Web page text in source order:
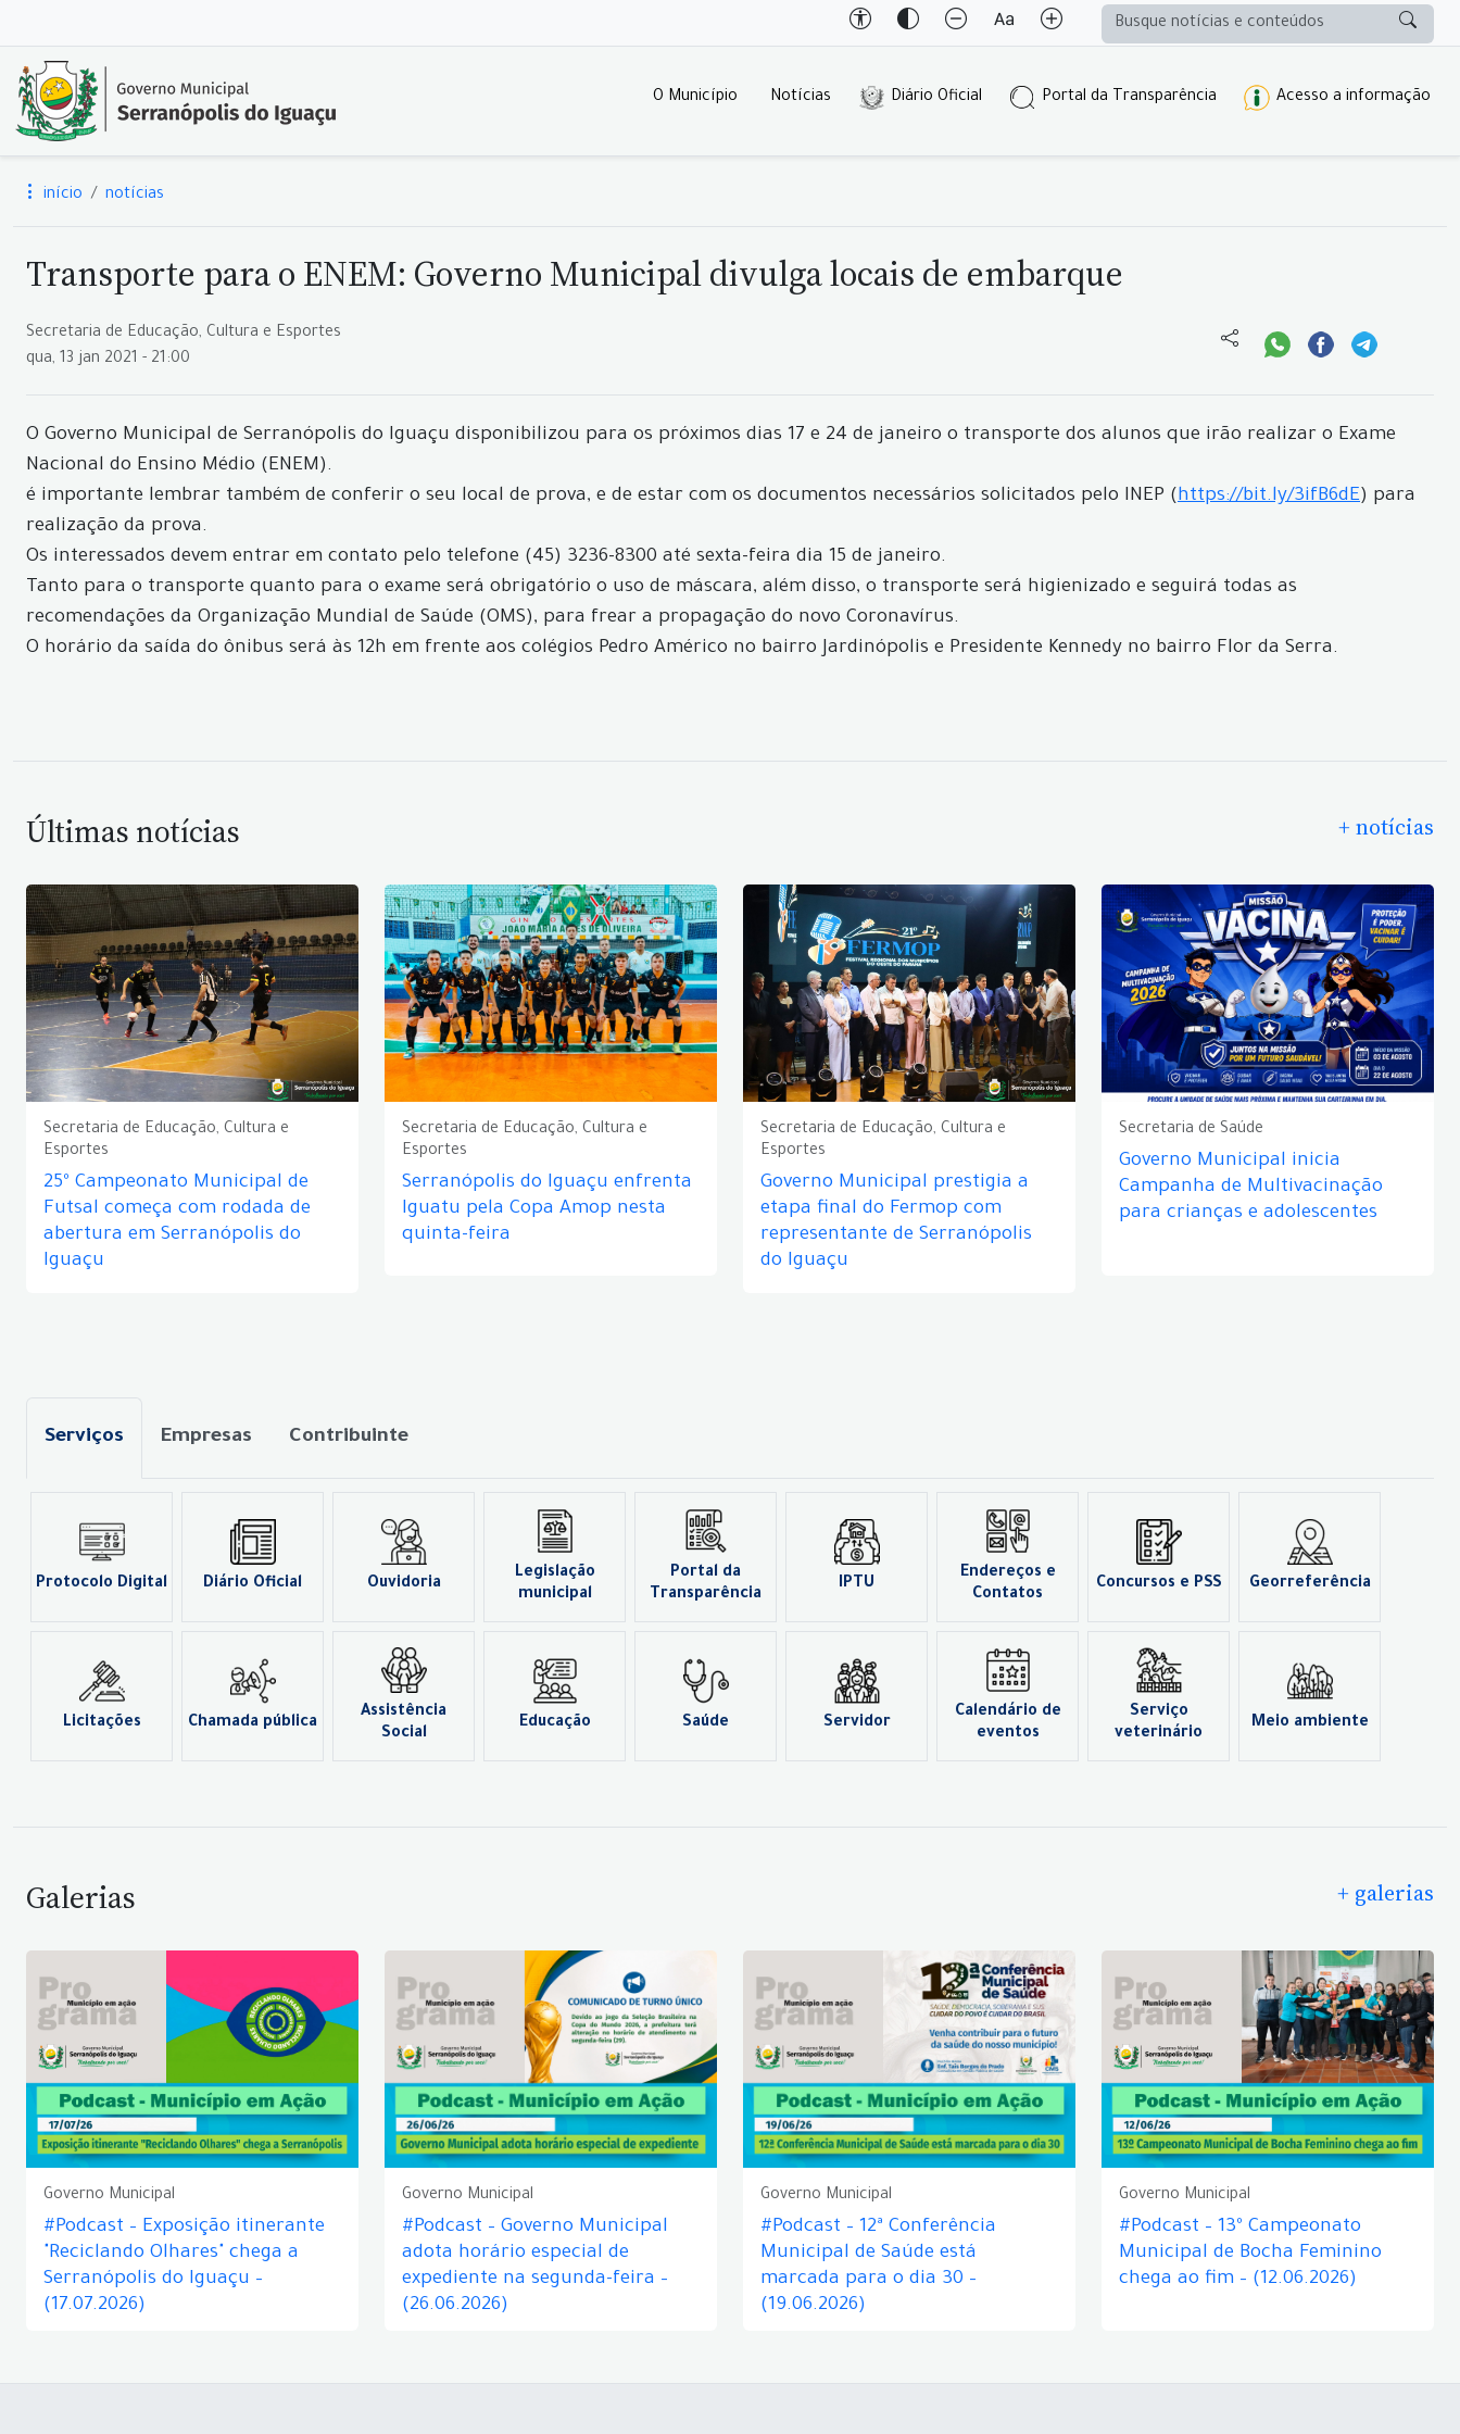
O Município Notícias Diário Oficial Portal da Transparência Acesso a informação
início notícias
Transporte para o ENEM: Governo Municipal divulga locais de embarque
Secretaria de Educação, Cultura e Esportes
qua, 13 jan 2021 - 21:00
O Governo Municipal de Serranópolis do Iguaçu disponibilizou para os próximos dias 17 e 24 de janeiro o transporte dos alunos que irão realizar o Exame
Nacional do Ensino Médio (ENEM).
é importante lembrar também de conferir o seu local de prova, e de estar com os documentos necessários solicitados pelo INEP (https://bit.ly/3ifB6dE) para
realização da prova.
Os interessados devem entrar em contato pelo telefone (45) 3236-8300 até sexta-feira dia 15 de janeiro.
Tanto para o transporte quanto para o exame será obrigatório o uso de máscara, além disso, o transporte será higienizado e seguirá todas as
recomendações da Organização Mundial de Saúde (OMS), para frear a propagação do novo Coronavírus.
O horário da saída do ônibus será às 12h em frente aos colégios Pedro Américo no bairro Jardinópolis e Presidente Kennedy no bairro Flor da Serra.
Últimas notícias + notícias
Secretaria de Educação, Cultura e
Esportes
25º Campeonato Municipal de
Futsal começa com rodada de
abertura em Serranópolis do
Iguaçu
Secretaria de Educação, Cultura e
Esportes
Serranópolis do Iguaçu enfrenta
Iguatu pela Copa Amop nesta
quinta-feira
Secretaria de Educação, Cultura e
Esportes
Governo Municipal prestigia a
etapa final do Fermop com
representante de Serranópolis
do Iguaçu
Secretaria de Saúde
Governo Municipal inicia
Campanha de Multivacinação
para crianças e adolescentes
Serviços Empresas Contribuinte
Protocolo Digital Diário Oficial Ouvidoria
Legislação
municipal
Portal da
Transparência
IPTU
Endereços e
Contatos
Concursos e PSS Georreferência
Licitações Chamada pública
Assistência
Social
Educação Saúde Servidor
Calendário de
eventos
Serviço
veterinário
Meio ambiente
Galerias + galerias
Governo Municipal
#Podcast – Exposição itinerante
"Reciclando Olhares" chega a
Serranópolis do Iguaçu –
(17.07.2026)
Governo Municipal
#Podcast – Governo Municipal
adota horário especial de
expediente na segunda-feira –
(26.06.2026)
Governo Municipal
#Podcast – 12ª Conferência
Municipal de Saúde está
marcada para o dia 30 –
(19.06.2026)
Governo Municipal
#Podcast – 13º Campeonato
Municipal de Bocha Feminino
chega ao fim – (12.06.2026)